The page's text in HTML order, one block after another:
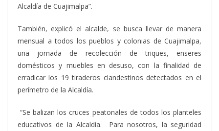
Alcaldía de Cuajimalpa”.
También, explicó el alcalde, se busca llevar de manera
mensual a todos los pueblos y colonias de Cuajimalpa,
una jornada de recolección de triques, enseres
domésticos y muebles en desuso, con la finalidad de
erradicar los 19 tiraderos clandestinos detectados en el
perímetro de la Alcaldía.
“Se balizan los cruces peatonales de todos los planteles
educativos de la Alcaldía. Para nosotros, la seguridad